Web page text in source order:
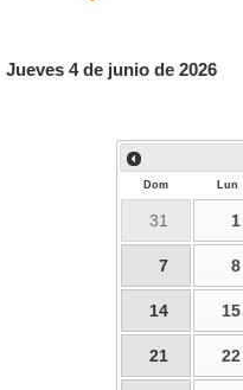
Jueves 4 de junio de 2026
Dom Lun
31 1
7 8
14 15
21 22